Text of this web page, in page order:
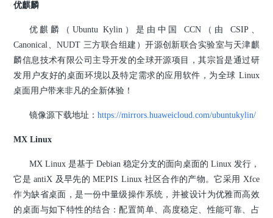
优麒麟
优麒麟（Ubuntu Kylin）是由中国 CCN（由 CSIP、
Canonical、NUDT 三方联合组建）开源创新联合实验室与天津麒
麟信息技术有限公司主导开发的全球开源项目，其宗旨是通过研
发用户友好的桌面环境以及特定需求的应用软件，为全球 Linux
桌面用户带来非凡的全新体验！
镜像源下载地址： https://mirrors.huaweicloud.com/ubuntukylin/
MX Linux
MX Linux 是基于 Debian 稳定分支的面向桌面的 Linux 发行，
它是 antiX 及早先的 MEPIS Linux 社区合作的产物。它采用 Xfce
作为缺省桌面，是一份中量级操作系统，并被设计为优雅而高效
的桌面与如下特性的结合：配置简单、高度稳定、性能可靠、占